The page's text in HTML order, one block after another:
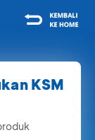
KSM